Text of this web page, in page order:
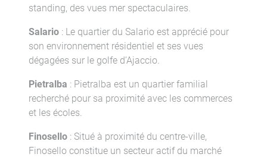
standing, des vues mer spectaculaires.
Salario : Le quartier du Salario est apprécié pour
son environnement résidentiel et ses vues
dégagées sur le golfe d’Ajaccio.
Pietralba : Pietralba est un quartier familial
recherché pour sa proximité avec les commerces
et les écoles.
Finosello : Situé à proximité du centre-ville,
Finosello constitue un secteur actif du marché